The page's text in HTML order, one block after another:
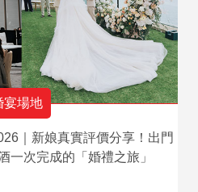
宴場地
｜新娘真實評價分享！出門
一次完成的「婚禮之旅」